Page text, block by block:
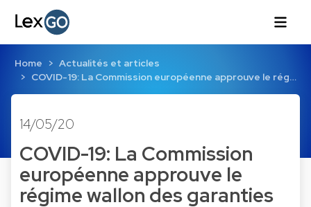
Home
Actualités et articles
COVID-19: La Commission européenne approuve le rég…
14/05/20
COVID-19: La Commission
européenne approuve le
régime wallon des garanties